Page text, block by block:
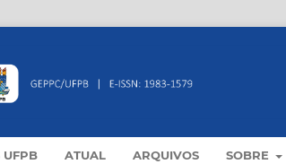
UFPB ATUAL ARQUIVOS SOBRE